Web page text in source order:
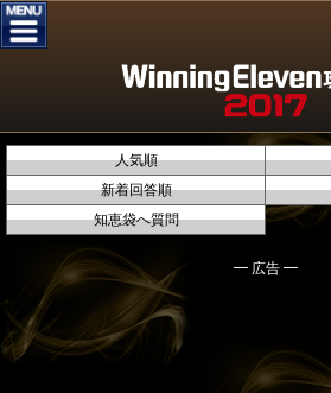
人気順
新着回答順
知恵袋へ質問
━ 広告 ━